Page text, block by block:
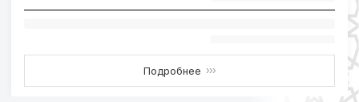
Подробнее ›››